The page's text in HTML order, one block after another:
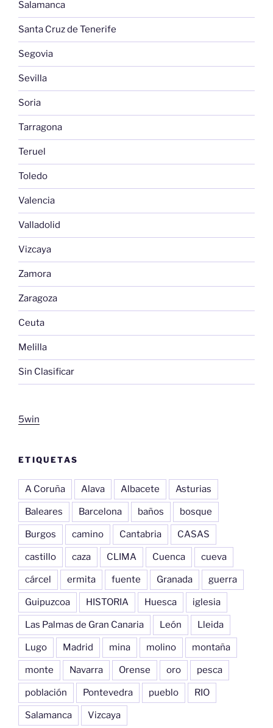
Salamanca
Santa Cruz de Tenerife
Segovia
Sevilla
Soria
Tarragona
Teruel
Toledo
Valencia
Valladolid
Vizcaya
Zamora
Zaragoza
Ceuta
Melilla
Sin Clasificar
5win
ETIQUETAS
A Coruña Alava Albacete Asturias
Baleares Barcelona baños bosque
Burgos camino Cantabria CASAS
castillo caza CLIMA Cuenca cueva
cárcel ermita fuente Granada guerra
Guipuzcoa HISTORIA Huesca iglesia
Las Palmas de Gran Canaria León Lleida
Lugo Madrid mina molino montaña
monte Navarra Orense oro pesca
población Pontevedra pueblo RIO
Salamanca Vizcaya